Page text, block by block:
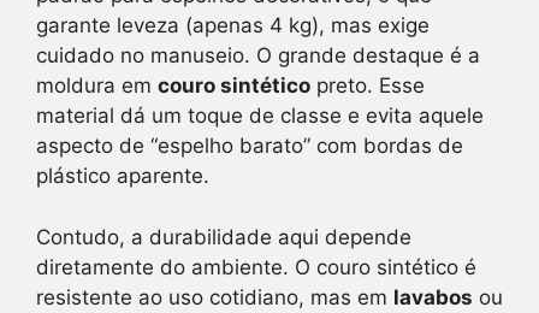
garante leveza (apenas 4 kg), mas exige
cuidado no manuseio. O grande destaque é a
moldura em couro sintético preto. Esse
material dá um toque de classe e evita aquele
aspecto de “espelho barato” com bordas de
plástico aparente.
Contudo, a durabilidade aqui depende
diretamente do ambiente. O couro sintético é
resistente ao uso cotidiano, mas em lavabos ou